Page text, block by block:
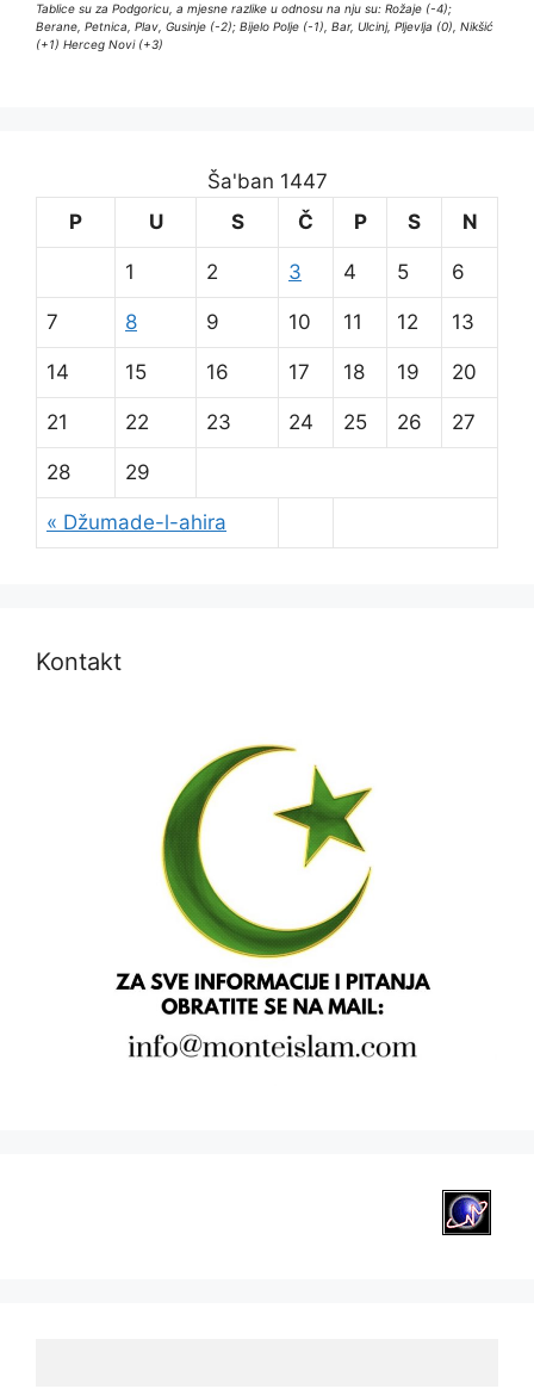
Tablice su za Podgoricu, a mjesne razlike u odnosu na nju su: Rožaje (-4);
Berane, Petnica, Plav, Gusinje (-2); Bijelo Polje (-1), Bar, Ulcinj, Pljevlja (0), Nikšić
(+1) Herceg Novi (+3)
Ša'ban 1447
P
U S Č P S N
« Džumade-l-ahira
1 2 3 4 5 6
7 8 9 10 11 12 13
14 15 16 17 18 19 20
21 22 23 24 25 26 27
28 29
Kontakt